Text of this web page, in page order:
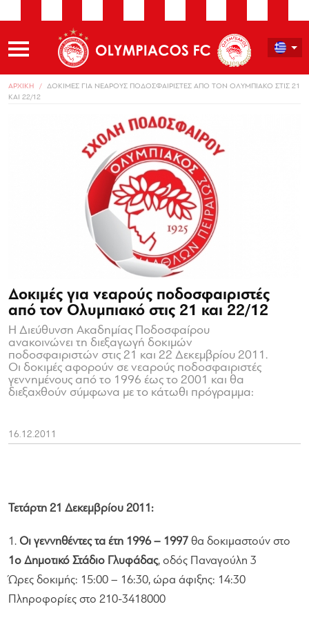
ΑΡΧΙΚΗ
ΔΟΚΙΜΕΣ ΓΙΑ ΝΕΑΡΟΥΣ ΠΟΔΟΣΦΑΙΡΙΣΤΕΣ ΑΠΟ ΤΟΝ ΟΛΥΜΠΙΑΚΟ ΣΤΙΣ 21
ΚΑΙ 22/12
Δοκιμές για νεαρούς ποδοσφαιριστές
από τον Ολυμπιακό στις 21 και 22/12
Η Διεύθυνση Ακαδημίας Ποδοσφαίρου
ανακοινώνει τη διεξαγωγή δοκιμών
ποδοσφαιριστών στις 21 και 22 Δεκεμβρίου 2011.
Οι δοκιμές αφορούν σε νεαρούς ποδοσφαιριστές
γεννημένους από το 1996 έως το 2001 και θα
διεξαχθούν σύμφωνα με το κάτωθι πρόγραμμα:
16.12.2011
Τετάρτη 21 Δεκεμβρίου 2011:
1. Οι γεννηθέντες τα έτη 1996 – 1997 θα δοκιμαστούν στο
1ο Δημοτικό Στάδιο Γλυφάδας, οδός Παναγούλη 3
Ώρες δοκιμής: 15:00 – 16:30, ώρα άφιξης: 14:30
Πληροφορίες στο 210-3418000